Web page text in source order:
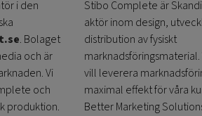
i den
. Bolaget
och är
Vi
och
produktion.
Stibo Complete är
aktör inom design,
distribution av fysiskt
marknadsföringsmaterial.
vill leverera
maximal effekt för våra
Better Marketing